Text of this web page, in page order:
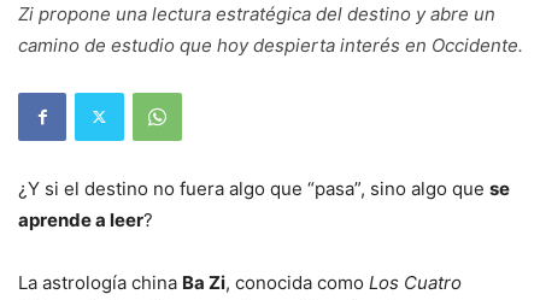
Zi propone una lectura estratégica del destino y abre un
camino de estudio que hoy despierta interés en Occidente.
¿Y si el destino no fuera algo que “pasa”, sino algo que se
aprende a leer?
La astrología china Ba Zi, conocida como Los Cuatro